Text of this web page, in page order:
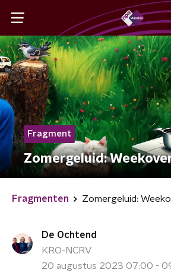
Fragment
Zomergeluid:
Fragmenten Zomergeluid:
De Ochtend
KRO-NCRV
20 augustus 2023 07:00 -